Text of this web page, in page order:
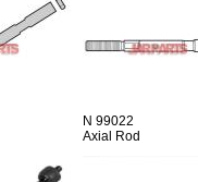
N 99022
Axial Rod